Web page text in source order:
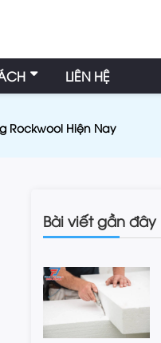
LIÊN HỆ
Rockwool Hiện Nay
Bài viết gần đây